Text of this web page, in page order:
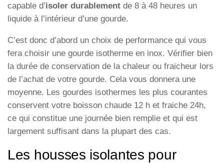
capable d’isoler durablement de 8 à 48 heures un
liquide à l’intérieur d’une gourde.
C’est donc d’abord un choix de performance qui vous
fera choisir une gourde isotherme en inox. Vérifier bien
la durée de conservation de la chaleur ou fraicheur lors
de l’achat de votre gourde. Cela vous donnera une
moyenne. Les gourdes isothermes les plus courantes
conservent votre boisson chaude 12 h et fraiche 24h,
ce qui constitue une journée bien remplie et qui est
largement suffisant dans la plupart des cas.
Les housses isolantes pour